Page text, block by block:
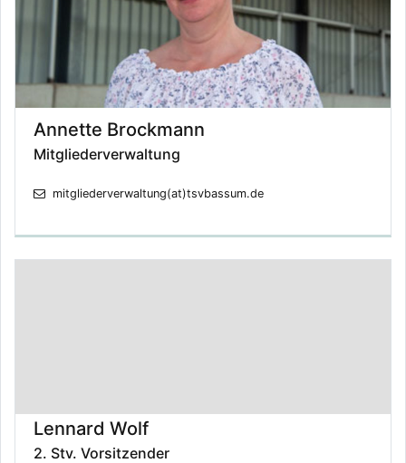
Annette Brockmann
Mitgliederverwaltung
mitgliederverwaltung(at)tsvbassum.de
Lennard Wolf
2. Stv. Vorsitzender